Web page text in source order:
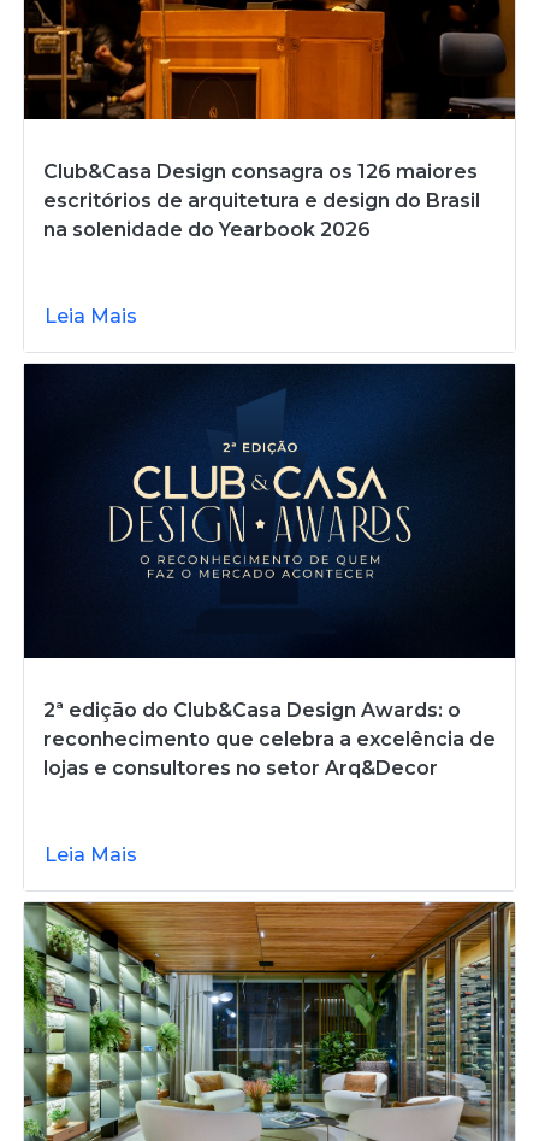
Club&Casa Design consagra os 126 maiores
escritórios de arquitetura e design do Brasil
na solenidade do Yearbook 2026
Leia Mais
2ª edição do Club&Casa Design Awards: o
reconhecimento que celebra a excelência de
lojas e consultores no setor Arq&Decor
Leia Mais